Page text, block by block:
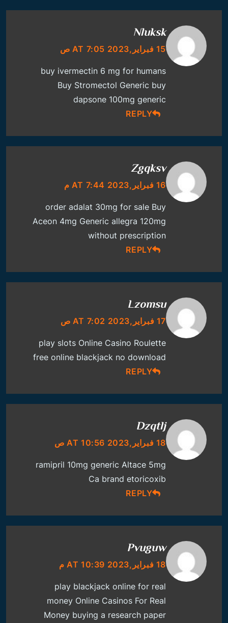
Nluksk
15 فبراير,2023 AT 7:05 ص
buy ivermectin 6 mg for humans
Buy Stromectol Generic buy
dapsone 100mg generic
REPLY
Zgqksv
16 فبراير,2023 AT 7:44 م
order adalat 30mg for sale Buy
Aceon 4mg Generic allegra 120mg
without prescription
REPLY
Lzomsu
17 فبراير,2023 AT 7:02 ص
play slots Online Casino Roulette
free online blackjack no download
REPLY
Dzqtlj
18 فبراير,2023 AT 10:56 ص
ramipril 10mg generic Altace 5mg
Ca brand etoricoxib
REPLY
Pvuguw
18 فبراير,2023 AT 10:39 م
play blackjack online for real
money Online Casinos For Real
Money buying a research paper